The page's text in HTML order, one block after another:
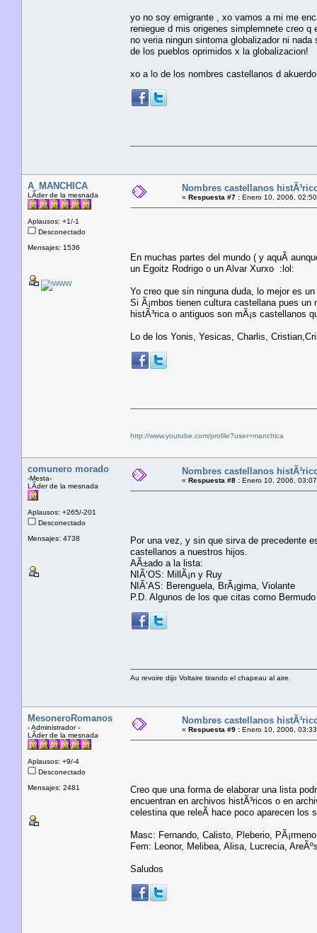
yo no soy emigrante , xo vamos a mi me
reniegue d mis origenes simplemnete creo
no veria ningun sintoma globalizador ni
de los pueblos oprimidos x la globalizacion!
xo a lo de los nombres castellanos d
A_MANCHICA
LÃ­der de la mesnada
Aplausos: +1/-1
Desconectado
Mensajes: 1536
Nombres castellanos
« Respuesta #7 : Enero 10, 2006,
En muchas partes del mundo ( y aquÃ­
un Egoitz Rodrigo o un Alvar Xurxo :lol:
Yo creo que sin ninguna duda, lo mejor es
Si Ã¡mbos tienen cultura castellana pues
histÃ³rica o antiguos son mÃ¡s castellanos
Lo de los Yonis, Yesicas, Charlis,
http://www.youtube.com/profile?user=manchica
comunero morado
-Mesta-
LÃ­der de la mesnada
Aplausos: +265/-201
Desconectado
Mensajes: 4738
Nombres castellanos
« Respuesta #8 : Enero 10, 2006,
Por una vez, y sin que sirva de precedente
castellanos a nuestros hijos.
AÃ±ado a la lista:
NIÃ‘OS: MillÃ¡n y Ruy
NIÃ‘AS: Berenguela, BrÃ¡gima, Violante
P.D. Algunos de los que citas como
Au revoire dijo Voltaire tirando el chapeau al aire.
MesoneroRomanos
- Administrador -
LÃ­der de la mesnada
Aplausos: +9/-4
Desconectado
Mensajes: 2481
Nombres castellanos
« Respuesta #9 : Enero 10, 2006,
Creo que una forma de elaborar una lista
encuentran en archivos histÃ³ricos o en
celestina que releÃ­ hace poco aparecen los
Masc: Fernando, Calisto, Pleberio,
Fem: Leonor, Melibea, Alisa, Lucrecia,
Saludos